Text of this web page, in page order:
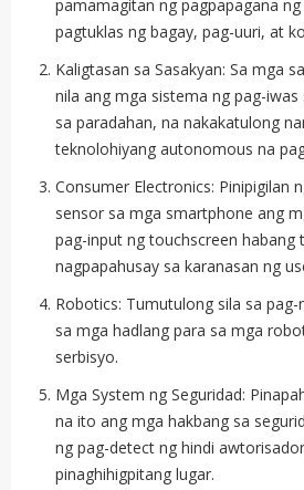
pamamagitan ng pagpapagana
pagtuklas ng bagay, pag-uuri, at
Kaligtasan sa Sasakyan: Sa mga
nila ang mga sistema ng pag-
sa paradahan, na nakakatulong
teknolohiyang autonomous na
Consumer Electronics: Pinipigilan
sensor sa mga smartphone ang
pag-input ng touchscreen habang
nagpapahusay sa karanasan ng
Robotics: Tumutulong sila sa
sa mga hadlang para sa mga
serbisyo.
Mga System ng Seguridad:
na ito ang mga hakbang sa
ng pag-detect ng hindi
pinaghihigpitang lugar.